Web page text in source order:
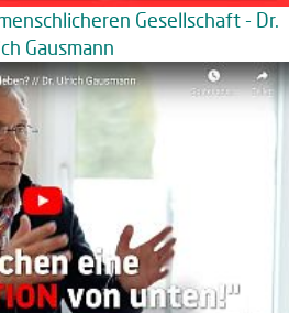
Gesellschaft - Dr.
Gausmann